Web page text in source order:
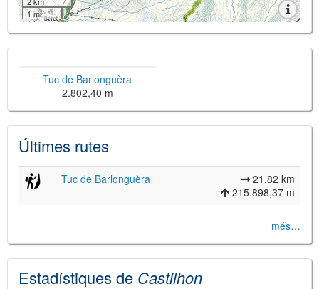
1 mi
Tuc de Barlonguèra
2.802,40 m
Últimes rutes
Tuc de Barlonguèra
21,82 km
215.898,37 m
més…
Estadístiques de Castilhon